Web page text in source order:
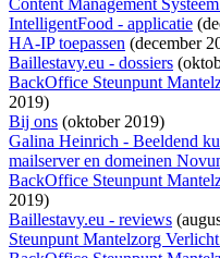
Content Management
IntelligentFood - applicatie
HA-IP toepassen (december
Baillestavy.eu - dossiers
BackOffice Steunpunt
2019)
Bij ons (oktober 2019)
Galina Heinrich - Beeldend
mailserver en domeinen
BackOffice Steunpunt
2019)
Baillestavy.eu - reviews
Steunpunt Mantelzorg